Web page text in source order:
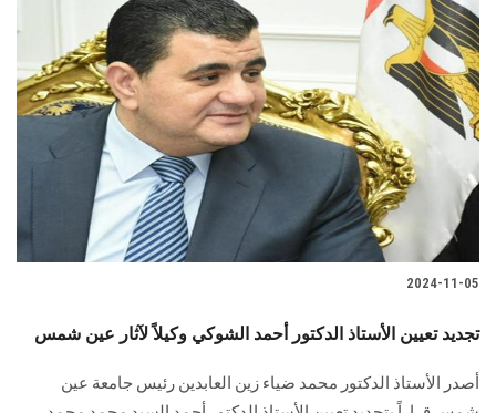
2024-11-05
تجديد تعيين الأستاذ الدكتور أحمد الشوكي وكيلاً لآثار عين شمس
أصدر الأستاذ الدكتور محمد ضياء زين العابدين رئيس جامعة عين